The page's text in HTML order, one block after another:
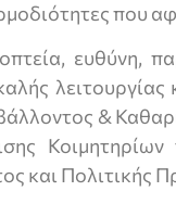
που
ευθύνη,
λειτουργίας
&
και Πολιτικής